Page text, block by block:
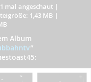
mal angeschaut |
1,43 MB |
Album
”